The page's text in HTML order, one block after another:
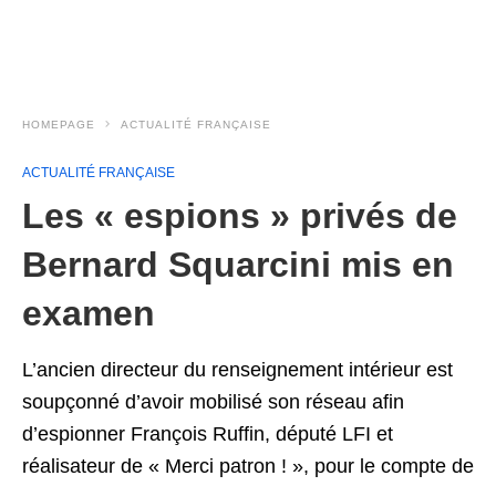
HOMEPAGE ACTUALITÉ FRANÇAISE
ACTUALITÉ FRANÇAISE
Les « espions » privés de
Bernard Squarcini mis en
examen
L’ancien directeur du renseignement intérieur est
soupçonné d’avoir mobilisé son réseau afin
d’espionner François Ruffin, député LFI et
réalisateur de « Merci patron ! », pour le compte de